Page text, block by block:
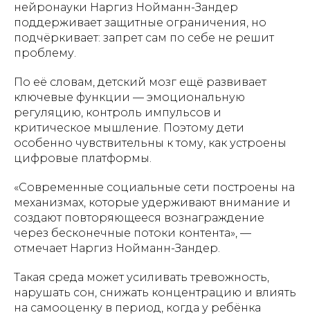
нейронауки Наргиз Нойманн-Зандер
поддерживает защитные ограничения, но
подчёркивает: запрет сам по себе не решит
проблему.
По её словам, детский мозг ещё развивает
ключевые функции — эмоциональную
регуляцию, контроль импульсов и
критическое мышление. Поэтому дети
особенно чувствительны к тому, как устроены
цифровые платформы.
«Современные социальные сети построены на
механизмах, которые удерживают внимание и
создают повторяющееся вознаграждение
через бесконечные потоки контента», —
отмечает Наргиз Нойманн-Зандер.
Такая среда может усиливать тревожность,
нарушать сон, снижать концентрацию и влиять
на самооценку в период, когда у ребёнка